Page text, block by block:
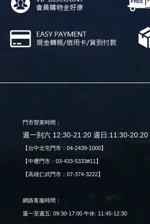
門市營業時間：
週一到六 12:30-21:20 週日:11:30-20:20
【台中北屯門市：04-2439-1000】
【中壢門市：03-433-5333#11】
【高雄仁武門市：07-374-3222】
網路客服時間：
週一至週五: 09:30-17:00 午休: 11:45-12:30